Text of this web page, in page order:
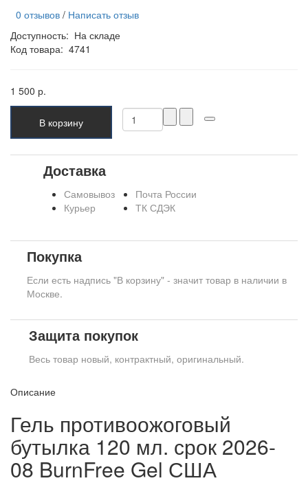
0 отзывов / Написать отзыв
Доступность: На складе
Код товара: 4741
1 500 р.
В корзину
Доставка
Самовывоз
Курьер
Почта России
ТК СДЭК
Покупка
Если есть надпись "В корзину" - значит товар в наличии в
Москве.
Защита покупок
Весь товар новый, контрактный, оригинальный.
Описание
Гель противоожоговый
бутылка 120 мл. срок 2026-
08 BurnFree Gel США